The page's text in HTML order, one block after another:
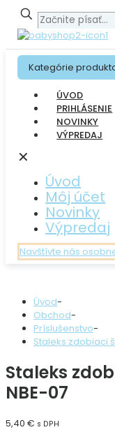
Kategórie
ÚVOD
PRIHLÁSENIE
NOVINKY
VÝPREDAJ
✕
Úvod
Môj účet
Novinky
Výpredaj
Navštívte nás
Úvod-
Obchod-
Príslušenstvo-
Staleks zdobiaci
Staleks
NBE-07
5,40 € s DPH